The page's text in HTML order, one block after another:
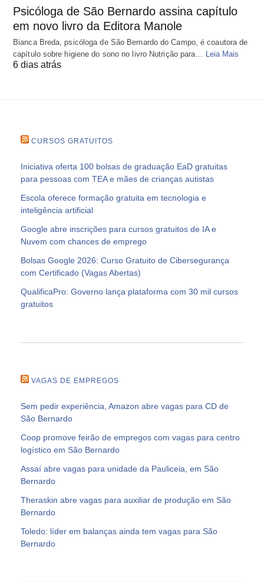
Psicóloga de São Bernardo assina capítulo
em novo livro da Editora Manole
Bianca Breda, psicóloga de São Bernardo do Campo, é coautora de
capítulo sobre higiene do sono no livro Nutrição para…
Leia Mais
6 dias atrás
CURSOS GRATUITOS
Iniciativa oferta 100 bolsas de graduação EaD gratuitas
para pessoas com TEA e mães de crianças autistas
Escola oferece formação gratuita em tecnologia e
inteligência artificial
Google abre inscrições para cursos gratuitos de IA e
Nuvem com chances de emprego
Bolsas Google 2026: Curso Gratuito de Cibersegurança
com Certificado (Vagas Abertas)
QualificaPro: Governo lança plataforma com 30 mil cursos
gratuitos
VAGAS DE EMPREGOS
Sem pedir experiência, Amazon abre vagas para CD de
São Bernardo
Coop promove feirão de empregos com vagas para centro
logístico em São Bernardo
Assaí abre vagas para unidade da Pauliceia, em São
Bernardo
Theraskin abre vagas para auxiliar de produção em São
Bernardo
Toledo: líder em balanças ainda tem vagas para São
Bernardo